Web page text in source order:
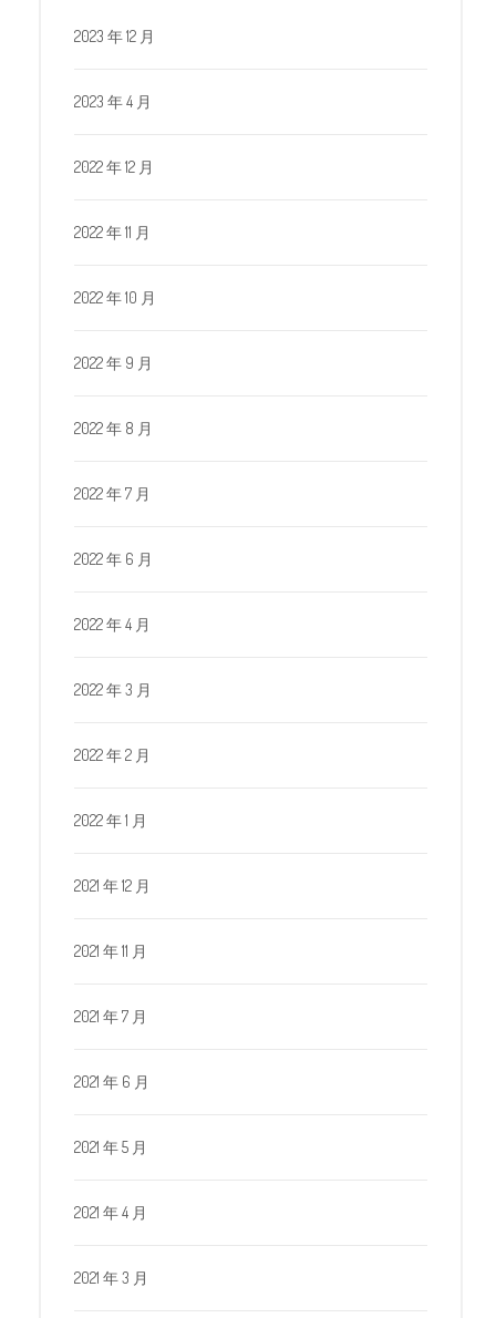
2023 年 12 月
2023 年 4 月
2022 年 12 月
2022 年 11 月
2022 年 10 月
2022 年 9 月
2022 年 8 月
2022 年 7 月
2022 年 6 月
2022 年 4 月
2022 年 3 月
2022 年 2 月
2022 年 1 月
2021 年 12 月
2021 年 11 月
2021 年 7 月
2021 年 6 月
2021 年 5 月
2021 年 4 月
2021 年 3 月